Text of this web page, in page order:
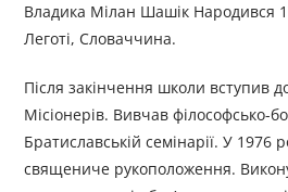
Владика Мілан Шашік Народився
Леготі, Словаччина.
Після закінчення школи вступив
Місіонерів. Вивчав філософсько-
Братиславській семінарії. У 1976
священиче рукоположення.